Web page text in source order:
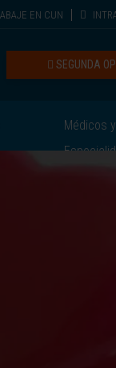
EN CUN
SEGUNDA
Médicos y